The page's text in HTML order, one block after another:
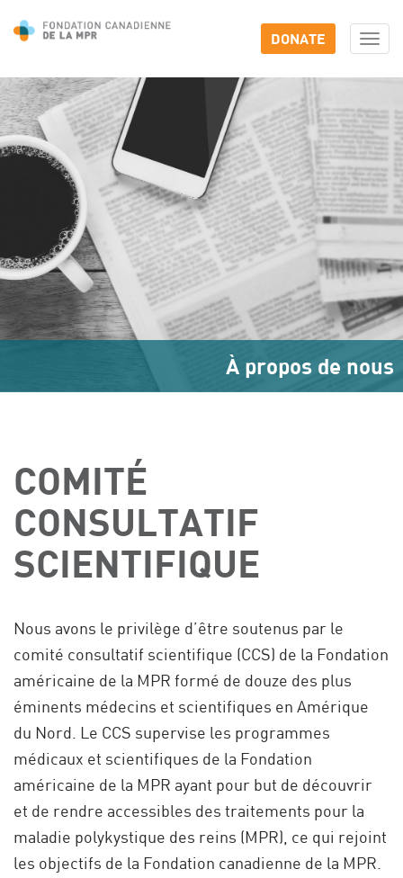
DONATE
À propos de nous
COMITÉ
CONSULTATIF
SCIENTIFIQUE
Nous avons le privilège d’être soutenus par le
comité consultatif scientifique (CCS) de la Fondation
américaine de la MPR formé de douze des plus
éminents médecins et scientifiques en Amérique
du Nord. Le CCS supervise les programmes
médicaux et scientifiques de la Fondation
américaine de la MPR ayant pour but de découvrir
et de rendre accessibles des traitements pour la
maladie polykystique des reins (MPR), ce qui rejoint
les objectifs de la Fondation canadienne de la MPR.